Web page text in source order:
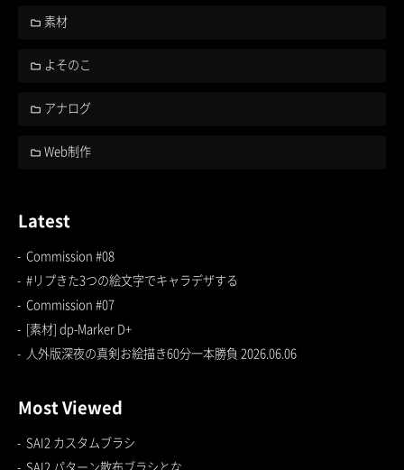
素材
よそのこ
アナログ
Web制作
Latest
Commission #08
#リプきた3つの絵文字でキャラデザする
Commission #07
[素材] dp-Marker D+
人外版深夜の真剣お絵描き60分一本勝負 2026.06.06
Most Viewed
SAI2 カスタムブラシ